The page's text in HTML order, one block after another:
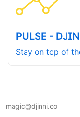
PULSE -
Stay on top of
magic@djinni.co